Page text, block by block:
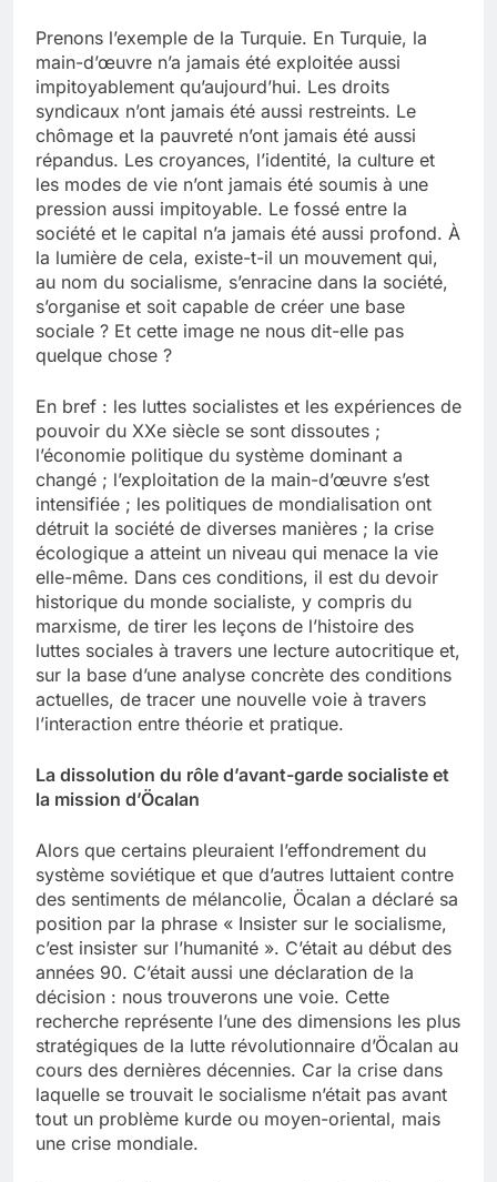
Prenons l’exemple de la Turquie. En Turquie, la
main-d’œuvre n’a jamais été exploitée aussi
impitoyablement qu’aujourd’hui. Les droits
syndicaux n’ont jamais été aussi restreints. Le
chômage et la pauvreté n’ont jamais été aussi
répandus. Les croyances, l’identité, la culture et
les modes de vie n’ont jamais été soumis à une
pression aussi impitoyable. Le fossé entre la
société et le capital n’a jamais été aussi profond. À
la lumière de cela, existe-t-il un mouvement qui,
au nom du socialisme, s’enracine dans la société,
s’organise et soit capable de créer une base
sociale ? Et cette image ne nous dit-elle pas
quelque chose ?
En bref : les luttes socialistes et les expériences de
pouvoir du XXe siècle se sont dissoutes ;
l’économie politique du système dominant a
changé ; l’exploitation de la main-d’œuvre s’est
intensifiée ; les politiques de mondialisation ont
détruit la société de diverses manières ; la crise
écologique a atteint un niveau qui menace la vie
elle-même. Dans ces conditions, il est du devoir
historique du monde socialiste, y compris du
marxisme, de tirer les leçons de l’histoire des
luttes sociales à travers une lecture autocritique et,
sur la base d’une analyse concrète des conditions
actuelles, de tracer une nouvelle voie à travers
l’interaction entre théorie et pratique.
La dissolution du rôle d’avant-garde socialiste et
la mission d’Öcalan
Alors que certains pleuraient l’effondrement du
système soviétique et que d’autres luttaient contre
des sentiments de mélancolie, Öcalan a déclaré sa
position par la phrase « Insister sur le socialisme,
c’est insister sur l’humanité ». C’était au début des
années 90. C’était aussi une déclaration de la
décision : nous trouverons une voie. Cette
recherche représente l’une des dimensions les plus
stratégiques de la lutte révolutionnaire d’Öcalan au
cours des dernières décennies. Car la crise dans
laquelle se trouvait le socialisme n’était pas avant
tout un problème kurde ou moyen-oriental, mais
une crise mondiale.